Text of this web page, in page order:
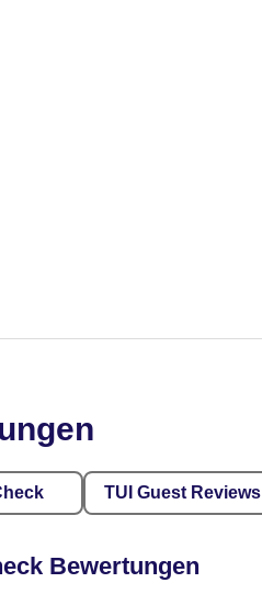
TUI Guest Reviews
Bewertungen